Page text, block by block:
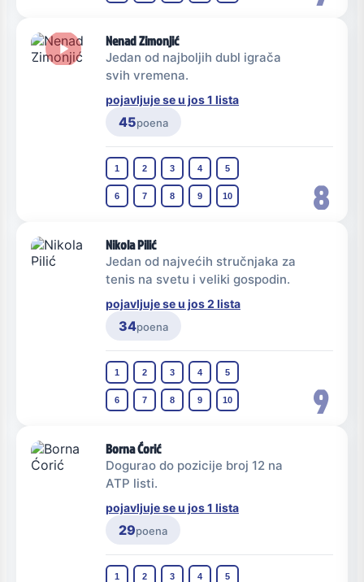
8
Nenad Zimonjić
Jedan od najboljih dubl igrača
svih vremena.
pojavljuje se u jos 1 lista
45poena
1 2 3 4 5
6 7 8 9 10
9
Nikola Pilić
Jedan od najvećih stručnjaka za
tenis na svetu i veliki gospodin.
pojavljuje se u jos 2 lista
34poena
1 2 3 4 5
6 7 8 9 10
Borna Ćorić
Dogurao do pozicije broj 12 na
ATP listi.
pojavljuje se u jos 1 lista
29poena
1 2 3 4 5